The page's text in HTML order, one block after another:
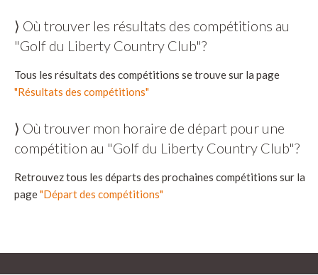
⟩ Où trouver les résultats des compétitions au
"Golf du Liberty Country Club"?
Tous les résultats des compétitions se trouve sur la page
"Résultats des compétitions"
⟩ Où trouver mon horaire de départ pour une
compétition au "Golf du Liberty Country Club"?
Retrouvez tous les départs des prochaines compétitions sur la
page"Départ des compétitions"